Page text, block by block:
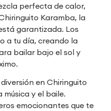
perfecta de calor,
Karamba, la
garantizada. Los
a tu día, creando la
bailar bajo el sol y
en Chiringuito
música y el baile.
emocionantes que te